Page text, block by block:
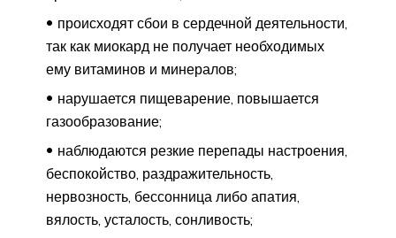
происходят сбои в сердечной деятельности,
так как миокард не получает необходимых
ему витаминов и минералов;
нарушается пищеварение, повышается
газообразование;
наблюдаются резкие перепады настроения,
беспокойство, раздражительность,
нервозность, бессонница либо апатия,
вялость, усталость, сонливость;